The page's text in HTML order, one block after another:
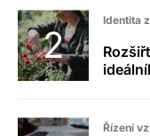
Identita
Řízení